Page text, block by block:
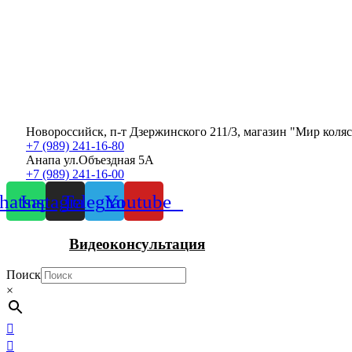
Новороссийск, п-т Дзержинского 211/3, магазин "Мир
+7 (989) 241-16-80
Анапа ул.Объездная 5А
+7 (989) 241-16-00
InstagramTelegramYoutube
Видеоконсультация
Поиск
×